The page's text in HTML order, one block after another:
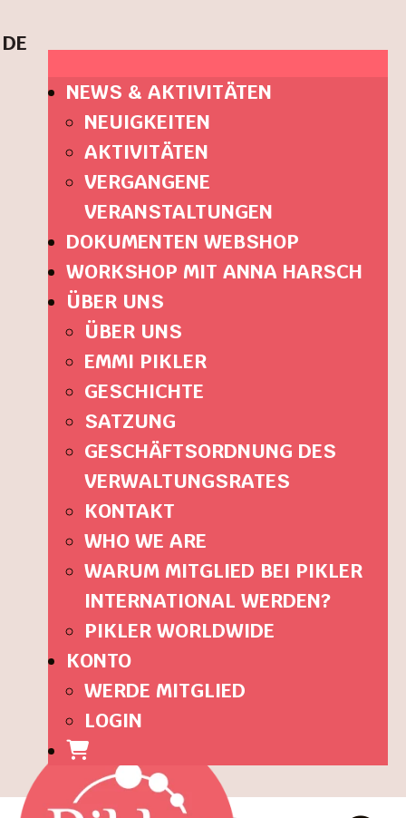
NEWS & AKTIVITÄTEN
NEUIGKEITEN
AKTIVITÄTEN
VERGANGENE
VERANSTALTUNGEN
DOKUMENTEN WEBSHOP
WORKSHOP MIT ANNA HARSCH
ÜBER UNS
ÜBER UNS
EMMI PIKLER
GESCHICHTE
SATZUNG
GESCHÄFTSORDNUNG DES
VERWALTUNGSRATES
KONTAKT
WHO WE ARE
WARUM MITGLIED BEI PIKLER
INTERNATIONAL WERDEN?
PIKLER WORLDWIDE
KONTO
WERDE MITGLIED
LOGIN
DE